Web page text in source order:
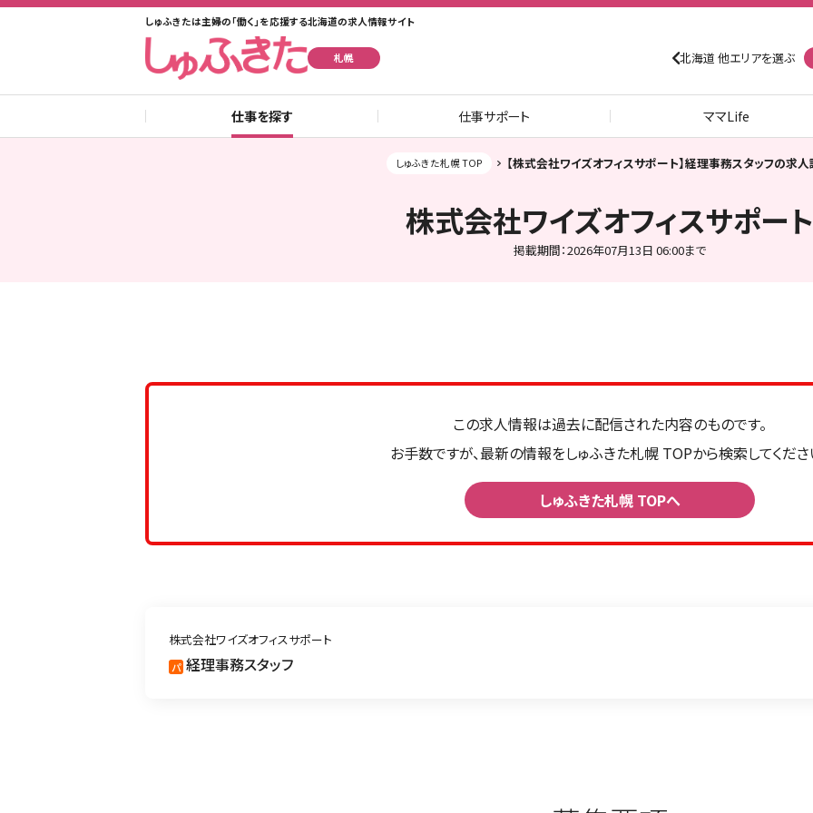
しゅふきたは主婦の「働く」を応援する北海道の求人情報サイト
札幌 北海道 他エリアを選ぶ
仕事を探す 仕事サポート ママLife
しゅふきた札幌 TOP 【株式会社ワイズオフィスサポート】経理事務スタッフの求
株式会社ワイズオフィスサポート
掲載期間：2026年07月13日 06:00まで
この求人情報は過去に配信された内容のものです。
お手数ですが、最新の情報をしゅふきた札幌 TOPから検索してくださ
しゅふきた札幌 TOPへ
株式会社ワイズオフィスサポート
パ 経理事務スタッフ